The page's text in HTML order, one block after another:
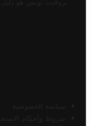
تروفيت تونس هو
سياسة الخصوصية
شروط وأحكام